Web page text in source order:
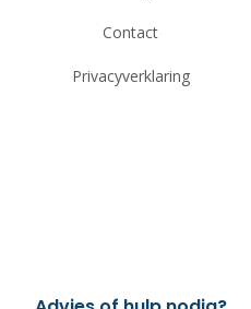
Contact
Privacyverklaring